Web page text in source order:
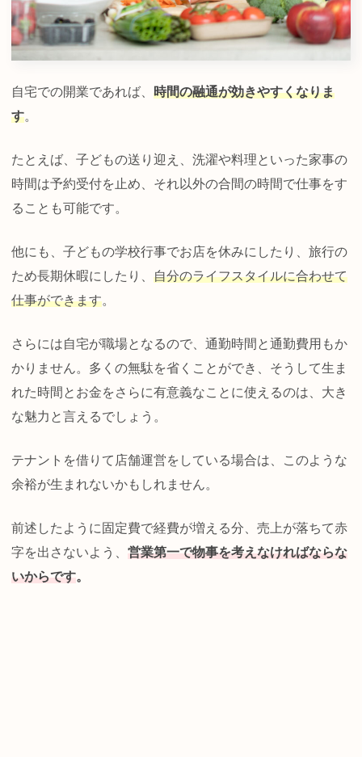
自宅での開業であれば、 時間の融通が効きやすくなりま
す。
たとえば、子どもの送り迎え、洗濯や料理といった家事の
時間は予約受付を止め、それ以外の合間の時間で仕事をす
ることも可能です。
他にも、子どもの学校行事でお店を休みにしたり、旅行の
ため長期休暇にしたり、 自分のライフスタイルに合わせて
仕事ができます。
さらには自宅が職場となるので、通勤時間と通勤費用もか
かりません。多くの無駄を省くことができ、そうして生ま
れた時間とお金をさらに有意義なことに使えるのは、大き
な魅力と言えるでしょう。
テナントを借りて店舗運営をしている場合は、このような
余裕が生まれないかもしれません。
前述したように固定費で経費が増える分、売上が落ちて赤
字を出さないよう、 営業第一で物事を考えなければならな
いからです。